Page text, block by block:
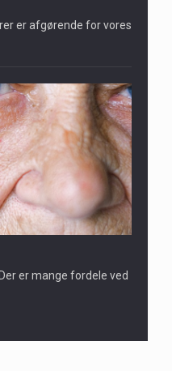
er afgørende for vores
er mange fordele ved